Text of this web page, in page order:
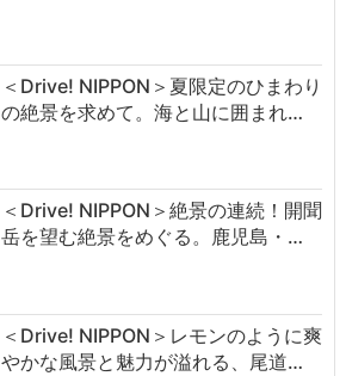
＜Drive! NIPPON＞夏限定のひまわり
の絶景を求めて。海と山に囲まれ…
＜Drive! NIPPON＞絶景の連続！開聞
岳を望む絶景をめぐる。鹿児島・…
＜Drive! NIPPON＞レモンのように爽
やかな風景と魅力が溢れる、尾道…